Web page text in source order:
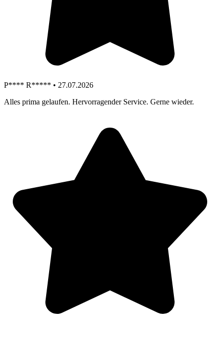
P**** R***** • 27.07.2026
Alles prima gelaufen. Hervorragender Service. Gerne wieder.